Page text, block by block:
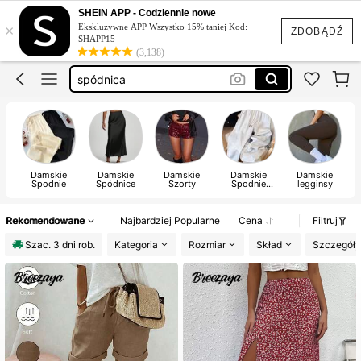
ZDOBĄDŹ
×
SHEIN APP - Codziennie nowe
Ekskluzywne APP Wszystko 15% taniej Kod:
SHAPP15
(3,138)
spodenki
spódniczka
spodnie
spódnica
spodenki
Damskie
Spodnie
Damskie
Spódnice
Damskie
Szorty
Damskie
Spodnie
Damskie
legginsy
Rekomendowane Najbardziej Popularne Cena
Filtruj
Szac. 3 dni rob.
Kategoria Rozmiar Skład Szczegóły